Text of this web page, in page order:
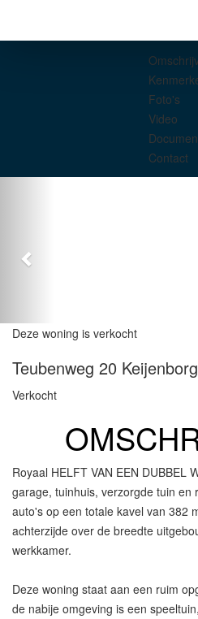
Foto's
Video
Contact
Deze woning is verkocht
Teubenweg 20 Keijenborg
Verkocht
Royaal HELFT VAN EEN DUBBEL
garage, tuinhuis, verzorgde tuin en
auto's op een totale kavel van 382
achterzijde over de breedte
werkkamer.
Deze woning staat aan een ruim
de nabije omgeving is een